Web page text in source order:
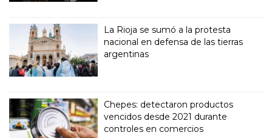
La Rioja se sumó a la protesta
nacional en defensa de las tierras
argentinas
Chepes: detectaron productos
vencidos desde 2021 durante
controles en comercios